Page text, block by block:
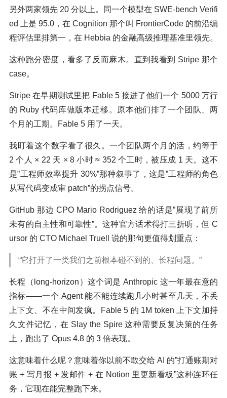
另外两家领先 20 分以上。同一个模型在 SWE-bench Verifi
ed 上是 95.0，在 Cognition 那个叫 FrontierCode 的前沿编
程评估里排第一，在 Hebbia 的金融高级推理基准里领先。
这种跑分密度，看多了反而麻木。直到我看到 Stripe 那个
case。
Stripe 在早期测试里把 Fable 5 接进了他们一个 5000 万行
的 Ruby 代码库做版本迁移。原本他们排了一个团队、两
个月的工期。Fable 5 用了一天。
我盯着这个数字看了很久。一个团队两个月的活，约等于
2 个人 × 22 天 × 8 小时 ≈ 352 个工时，被压成 1 天。这不
是”工程师效率提升 30%”那种叙事了，这是”工程师的角色
从写代码变成审 patch”的拐点信号。
GitHub 那边 CPO Mario Rodriguez 给的话是”展现了前所
未有的自主性和可靠性”。这种官方话术得打三折听，但 C
ursor 的 CTO Michael Truell 说的那句更值得划重点：
“它打开了一类我们之前根本碰不到的、长程问题。”
长程（long-horizon）这个词是 Anthropic 这一年最在意的
指标——一个 Agent 能不能连续跑几小时甚至几天，不丢
上下文、不在中间发疯。Fable 5 的 1M token 上下文加持
久文件记忆，在 Slay the Spire 这种需要反复决策的任务
上，跑出了 Opus 4.8 的 3 倍表现。
这意味着什么呢？意味着你以前不敢交给 AI 的”打通账期对
账 + 写月报 + 发邮件 + 在 Notion 里更新看板”这种连环任
务，它现在能完整跑下来。